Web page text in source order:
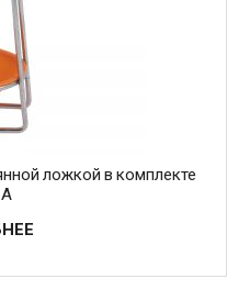
ложкой в комплекте